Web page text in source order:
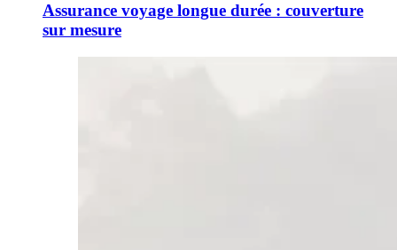
Assurance voyage longue durée : couverture
sur mesure